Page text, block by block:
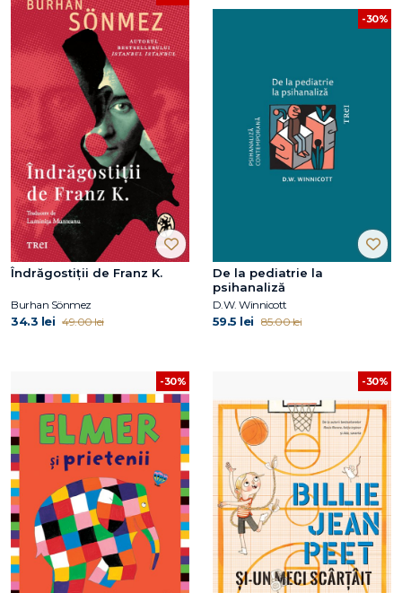
Îndrăgostiții de Franz K.
Burhan Sönmez
34.3 lei 49.00 lei
-30%
De la pediatrie la
psihanaliză
D.W. Winnicott
59.5 lei 85.00 lei
-30% -30%